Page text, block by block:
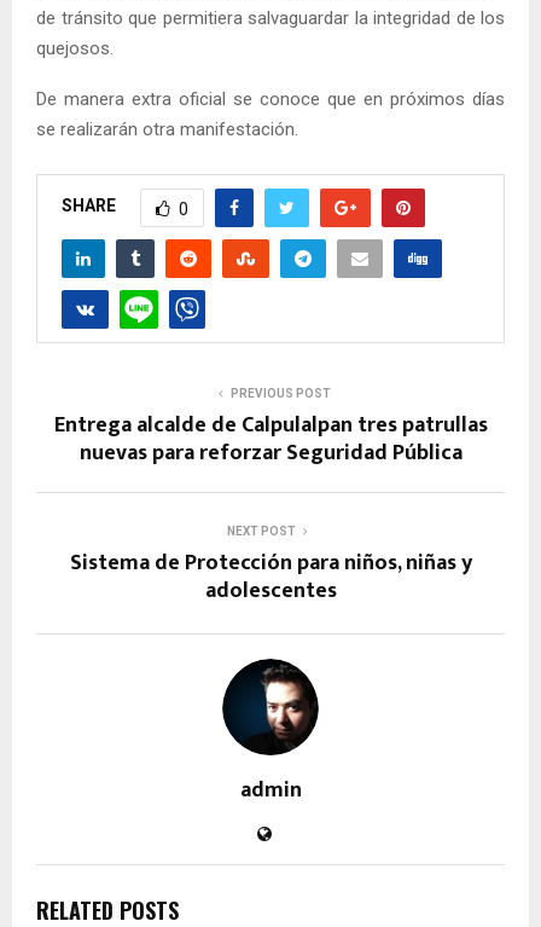
de tránsito que permitiera salvaguardar la integridad de los
quejosos.
De manera extra oficial se conoce que en próximos días
se realizarán otra manifestación.
SHARE 0
PREVIOUS POST
Entrega alcalde de Calpulalpan tres patrullas
nuevas para reforzar Seguridad Pública
NEXT POST
Sistema de Protección para niños, niñas y
adolescentes
admin
RELATED POSTS